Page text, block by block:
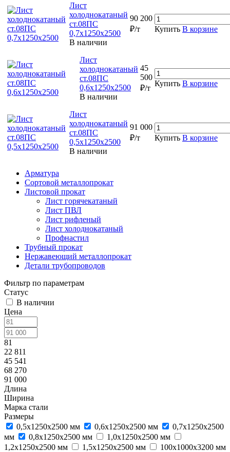
Лист
холоднокатаный
ст.08ПС
0,7х1250х2500
В наличии
90 200
₽/т
Купить В корзине
Лист
холоднокатаный
ст.08ПС
0,6х1250х2500
В наличии
45
500
₽/т
Купить В корзине
Лист
холоднокатаный
ст.08ПС
0,5х1250х2500
В наличии
91 000
₽/т
Купить В корзине
Арматура
Сортовой металлопрокат
Листовой прокат
Лист горячекатаный
Лист ПВЛ
Лист рифленый
Лист холоднокатаный
Профнастил
Трубный прокат
Нержавеющий металлопрокат
Детали трубопроводов
Фильтр по параметрам
Статус
В наличии
Цена
81
22 811
45 541
68 270
91 000
Длина
Ширина
Марка стали
Размеры
0,5х1250х2500 мм
0,6х1250х2500 мм
0,7х1250х2500
мм
0,8х1250х2500 мм
1,0х1250х2500 мм
1,2х1250х2500 мм
1,5х1250х2500 мм
100х1000х3200 мм